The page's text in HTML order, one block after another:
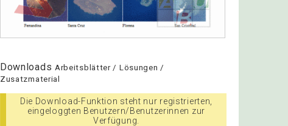
Downloads Arbeitsblätter / Lösungen /
Zusatzmaterial
Die Download-Funktion steht nur registrierten,
eingeloggten Benutzern/Benutzerinnen zur
Verfügung.